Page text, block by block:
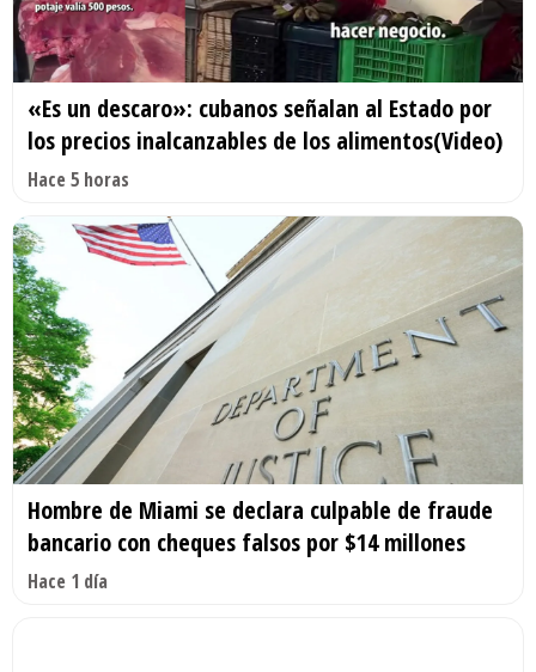
«Es un descaro»: cubanos señalan al Estado por
los precios inalcanzables de los alimentos(Video)
Hace 5 horas
Hombre de Miami se declara culpable de fraude
bancario con cheques falsos por $14 millones
Hace 1 día